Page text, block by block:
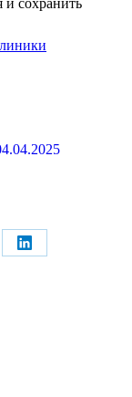
и сохранить
Share